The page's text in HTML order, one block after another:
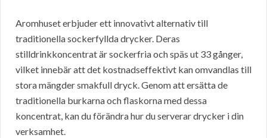
Aromhuset erbjuder ett innovativt alternativ till
traditionella sockerfyllda drycker. Deras
stilldrinkkoncentrat är sockerfria och späs ut 33 gånger,
vilket innebär att det kostnadseffektivt kan omvandlas till
stora mängder smakfull dryck. Genom att ersätta de
traditionella burkarna och flaskorna med dessa
koncentrat, kan du förändra hur du serverar drycker i din
verksamhet.